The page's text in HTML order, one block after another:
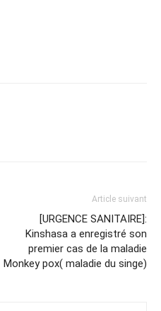
Article suivant
[URGENCE SANITAIRE]:
Kinshasa a enregistré son
premier cas de la maladie
Monkey pox( maladie du singe)